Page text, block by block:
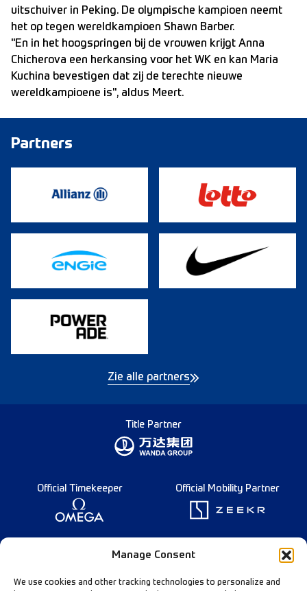
Manage Consent
We use cookies and other tracking technologies to personalize and
uitschuiver in Peking. De olympische kampioen neemt
het op tegen wereldkampioen Shawn Barber.
"En in het hoogspringen bij de vrouwen krijgt Anna
Chicherova een herkansing voor het WK en kan Maria
Kuchina bevestigen dat zij de terechte nieuwe
wereldkampioene is", aldus Meert.
Partners
Zie alle partners
Title Partner
Official Timekeeper Official Mobility Partner
Founding Partner